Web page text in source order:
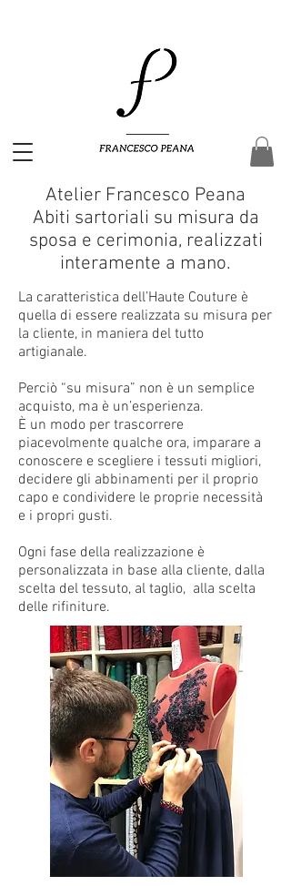
Atelier Francesco Peana
Abiti sartoriali su misura da
sposa e cerimonia, realizzati
interamente a mano.
La caratteristica dell’Haute Couture è
quella di essere realizzata su misura per
la cliente, in maniera del tutto
artigianale.
Perciò “su misura” non è un semplice
acquisto, ma è un’esperienza.
È un modo per trascorrere
piacevolmente qualche ora, imparare a
conoscere e scegliere i tessuti migliori,
decidere gli abbinamenti per il proprio
capo e condividere le proprie necessità
e i propri gusti.
Ogni fase della realizzazione è
personalizzata in base alla cliente, dalla
scelta del tessuto, al taglio, alla scelta
delle rifiniture.